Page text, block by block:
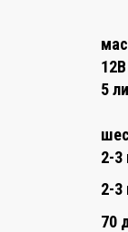
12В
5
2-3
2-3
70